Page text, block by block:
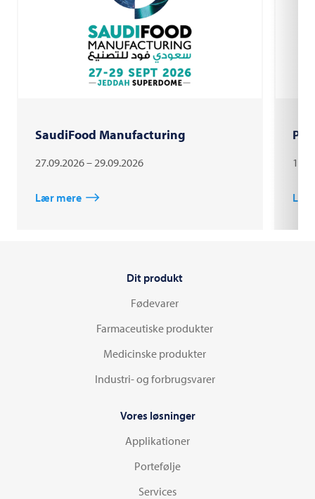
SaudiFood Manufacturing
27.09.2026 – 29.09.2026
Lær mere Lær
Dit produkt
Fødevarer
Farmaceutiske produkter
Medicinske produkter
Industri- og forbrugsvarer
Vores løsninger
Applikationer
Portefølje
Services